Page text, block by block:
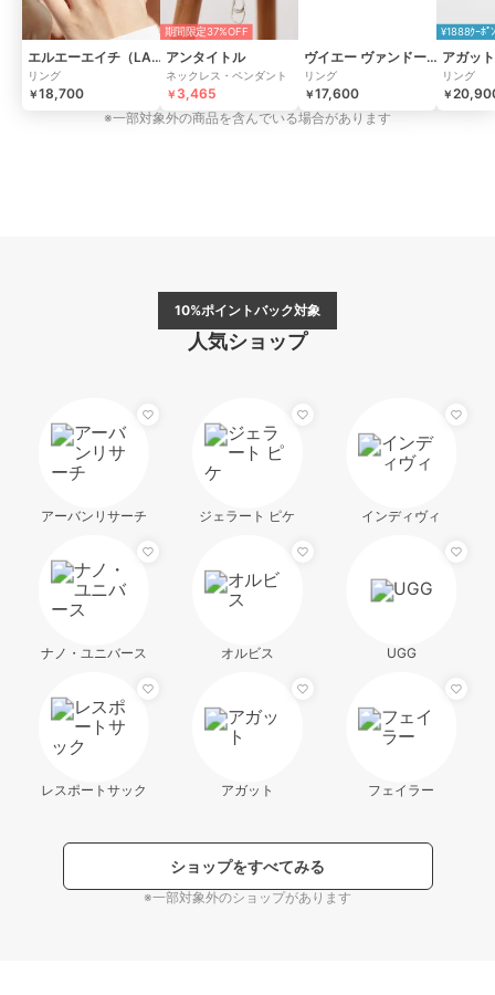
エルエーエイチ（LAH）
リング
￥18,700
期間限定37%OFF
アンタイトル
ネックレス・ペンダント
￥ 3,465
ヴイエー ヴァンドーム青山
リング
￥17,600
¥1888ｸｰﾎﾟ
アガット
リング
￥
※一部対象外の商品を含んでいる場合があります
10%ポイントバック対象
人気ショップ
アーバンリサーチ ジェラート ピケ インディヴィ
ナノ・ユニバース オルビス UGG
レスポートサック アガット フェイラー
ショップをすべてみる
※一部対象外のショップがあります